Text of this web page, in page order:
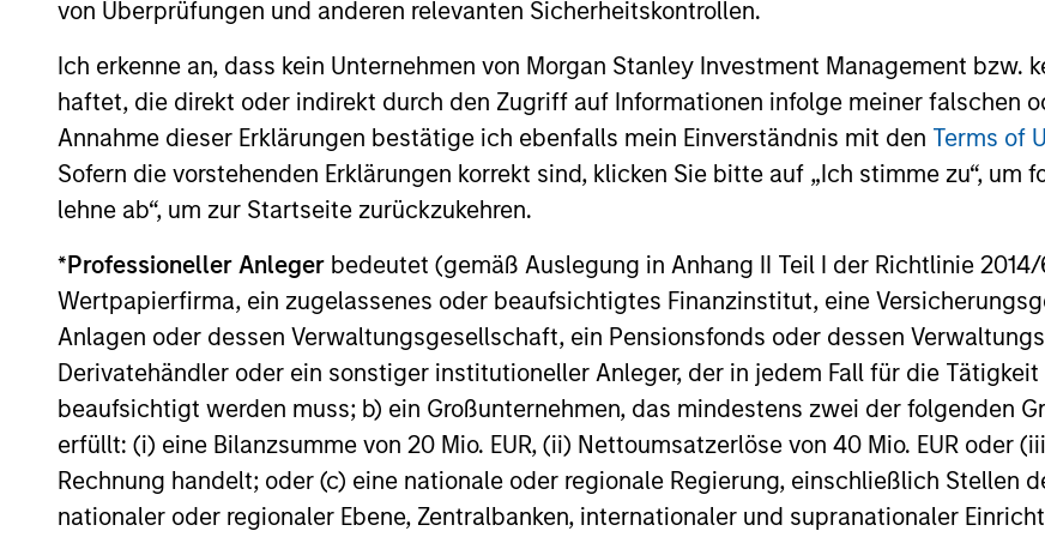
von Überprüfungen und anderen relevanten Sicherheitskontrollen.
Ich erkenne an, dass kein Unternehmen von Morgan Stanley Investment Management bzw.
haftet, die direkt oder indirekt durch den Zugriff auf Informationen infolge meiner falschen
Annahme dieser Erklärungen bestätige ich ebenfalls mein Einverständnis mit den Terms of
Sofern die vorstehenden Erklärungen korrekt sind, klicken Sie bitte auf „Ich stimme zu“, um
lehne ab“, um zur Startseite zurückzukehren.
*Professioneller Anleger bedeutet (gemäß Auslegung in Anhang II Teil I der Richtlinie
Wertpapierfirma, ein zugelassenes oder beaufsichtigtes Finanzinstitut, eine
Anlagen oder dessen Verwaltungsgesellschaft, ein Pensionsfonds oder dessen
Derivatehändler oder ein sonstiger institutioneller Anleger, der in jedem Fall für die
beaufsichtigt werden muss; b) ein Großunternehmen, das mindestens zwei der folgenden
erfüllt: (i) eine Bilanzsumme von 20 Mio. EUR, (ii) Nettoumsatzerlöse von 40 Mio. EUR oder
Rechnung handelt; oder (c) eine nationale oder regionale Regierung, einschließlich Stellen
nationaler oder regionaler Ebene, Zentralbanken, internationaler und supranationaler
Der Wert der Anlagen und der mit ihnen erzielten Erträge können sowohl steigen als auch fallen. Es ist daher
Die Performance versteht sich nach Abzug der Gebühren. Die Angaben zur Performance des laufenden Jahres sind
(sofern angeboten) kann abweichen. Setzen Sie sich bitte gründlich mit den Anlagezielen und -risiken sowie den
Anlageentscheidung treffen.
Der Einsatz von Fremdkapital erhöht die Risiken, so dass eine relativ kleine Bewegung im Wert einer Anlage zu
auch im positiven Sinne, im Wert dieser Anlage und damit auch im Wert des Fonds führen kann.
Teilfonds in allen Ländern verfügbar sind und Teilfonds nicht für Personen mit Wohnsitz in Ländern verfügbar sind, in
jeweils geltenden Gesetzen oder Vorschriften zuwiderlaufen würde.
Je höher die Kategorie (1-7), desto höher ist der mögliche Ertrag, aber auch das Risiko, den ursprünglich angelegten
eine risikofreie Anlage handelt. Bitte beachten Sie die BasisInformationsBlatt („BIB“) des Fonds unter Ressourcen,
Anlageklassen enthalten.
DasMorningstar Rating™ (Sterne-Rating) für Fonds wird für Vermögensverwaltungsprodukte (wie Investmentfonds,
Renten- und Lebensversicherung), börsennotierte Fonds, geschlossene Fonds und separate Konten) berechnet, die
offene Investmentfonds werden zu Vergleichszwecken zu einer Kategorie zusammengefasst. Das Rating wird
eine Kennzahl, die die Schwankungen der monatlichen Überschussrendite eines verwalteten Produkts
Performanceschwankungen und eine beständige Wertentwicklung gelegt. Die besten 10% der Produkte in jeder